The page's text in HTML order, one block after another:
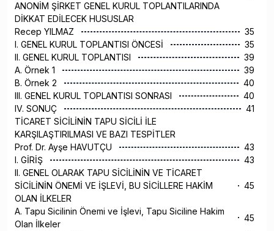
ANONİM ŞİRKET GENEL KURUL TOPLANTILARINDA
DİKKAT EDİLECEK HUSUSLAR
Recep YILMAZ
35
I. GENEL KURUL TOPLANTISI ÖNCESİ
35
II. GENEL KURUL TOPLANTISI
39
A. Örnek 1
39
B. Örnek 2
40
III. GENEL KURUL TOPLANTISI SONRASI
40
IV. SONUÇ
41
TİCARET SİCİLİNİN TAPU SİCİLİ İLE
KARŞILAŞTIRILMASI VE BAZI TESPİTLER
Prof. Dr. Ayşe HAVUTÇU
43
I. GİRİŞ
43
II. GENEL OLARAK TAPU SİCİLİNİN VE TİCARET
SİCİLİNİN ÖNEMİ VE İŞLEVİ, BU SİCİLLERE HAKİM
OLAN İLKELER
45
A. Tapu Sicilinin Önemi ve İşlevi, Tapu Siciline Hakim
Olan İlkeler
45